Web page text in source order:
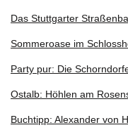
Das Stuttgarter
Sommeroase im
Party pur: Die
Ostalb: Höhlen am
Buchtipp: Alexander von